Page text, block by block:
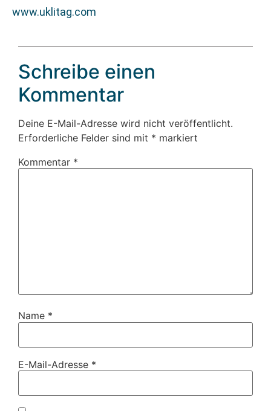
www.uklitag.com
Schreibe einen
Kommentar
Deine E-Mail-Adresse wird nicht veröffentlicht.
Erforderliche Felder sind mit * markiert
Kommentar *
Name *
E-Mail-Adresse *